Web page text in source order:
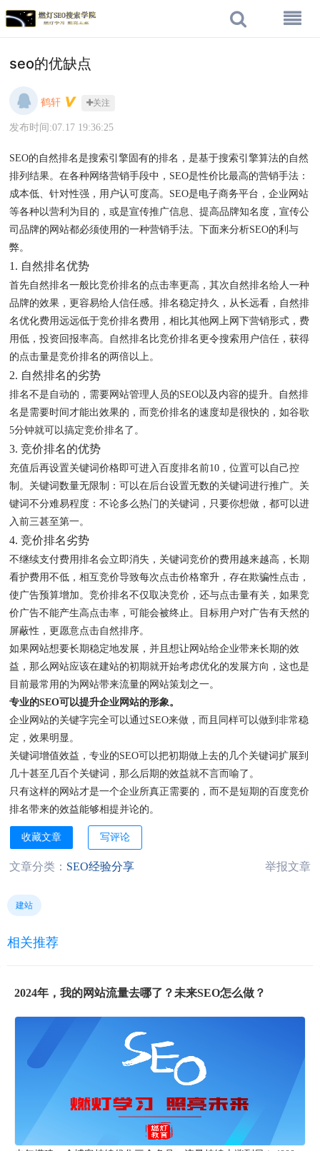
seo的优缺点
鹤轩 关注
发布时间:07.17 19:36:25
SEO的自然排名是搜索引擎固有的排名，是基于搜索引擎算法的自然
排列结果。在各种网络营销手段中，SEO是性价比最高的营销手法：
成本低、针对性强，用户认可度高。SEO是电子商务平台，企业网站
等各种以营利为目的，或是宣传推广信息、提高品牌知名度，宣传公
司品牌的网站都必须使用的一种营销手法。下面来分析SEO的利与
弊。
1. 自然排名优势
首先自然排名一般比竞价排名的点击率更高，其次自然排名给人一种
品牌的效果，更容易给人信任感。排名稳定持久，从长远看，自然排
名优化费用远远低于竞价排名费用，相比其他网上网下营销形式，费
用低，投资回报率高。自然排名比竞价排名更令搜索用户信任，获得
的点击量是竞价排名的两倍以上。
2. 自然排名的劣势
排名不是自动的，需要网站管理人员的SEO以及内容的提升。自然排
名是需要时间才能出效果的，而竞价排名的速度却是很快的，如谷歌
5分钟就可以搞定竞价排名了。
3. 竞价排名的优势
充值后再设置关键词价格即可进入百度排名前10，位置可以自己控
制。关键词数量无限制：可以在后台设置无数的关键词进行推广。关
键词不分难易程度：不论多么热门的关键词，只要你想做，都可以进
入前三甚至第一。
4. 竞价排名劣势
不继续支付费用排名会立即消失，关键词竞价的费用越来越高，长期
看护费用不低，相互竞价导致每次点击价格窜升，存在欺骗性点击，
使广告预算增加。竞价排名不仅取决竞价，还与点击量有关，如果竞
价广告不能产生高点击率，可能会被终止。目标用户对广告有天然的
屏蔽性，更愿意点击自然排序。
如果网站想要长期稳定地发展，并且想让网站给企业带来长期的效
益，那么网站应该在建站的初期就开始考虑优化的发展方向，这也是
目前最常用的为网站带来流量的网站策划之一。
专业的SEO可以提升企业网站的形象。
企业网站的关键字完全可以通过SEO来做，而且同样可以做到非常稳
定，效果明显。
关键词增值效益，专业的SEO可以把初期做上去的几个关键词扩展到
几十甚至几百个关键词，那么后期的效益就不言而喻了。
只有这样的网站才是一个企业所真正需要的，而不是短期的百度竞价
排名带来的效益能够相提并论的。
收藏文章 写评论
文章分类： SEO经验分享 举报文章
建站
相关推荐
2024年，我的网站流量去哪了？未来SEO怎么做？